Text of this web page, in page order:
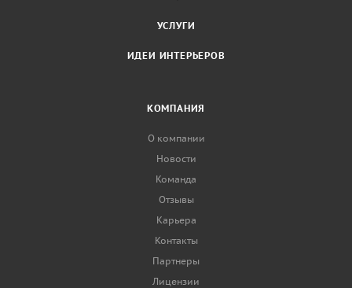
УСЛУГИ
ИДЕИ ИНТЕРЬЕРОВ
КОМПАНИЯ
О компании
Новости
Команда
Отзывы
Карьера
Контакты
Партнеры
Лицензии